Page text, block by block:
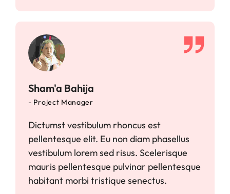
Sham'a Bahija
- Project Manager
Dictumst vestibulum rhoncus est
pellentesque elit. Eu non diam phasellus
vestibulum lorem sed risus. Scelerisque
mauris pellentesque pulvinar pellentesque
habitant morbi tristique senectus.